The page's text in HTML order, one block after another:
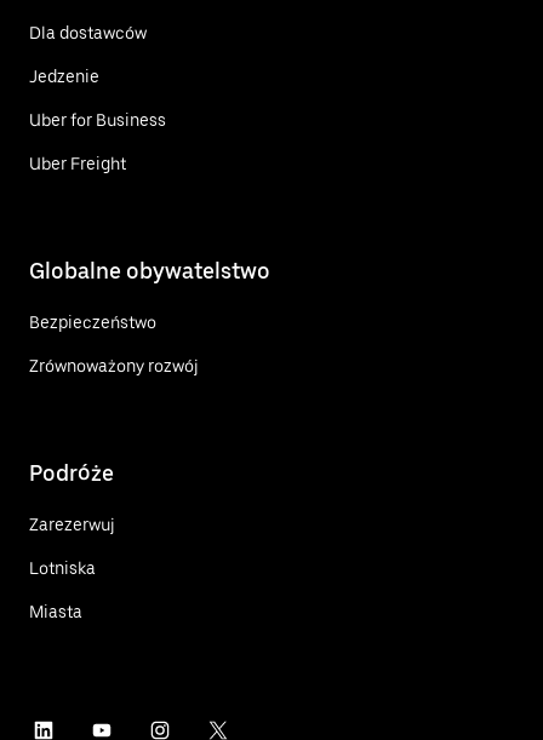
Dla dostawców
Jedzenie
Uber for Business
Uber Freight
Globalne obywatelstwo
Bezpieczeństwo
Zrównoważony rozwój
Podróże
Zarezerwuj
Lotniska
Miasta